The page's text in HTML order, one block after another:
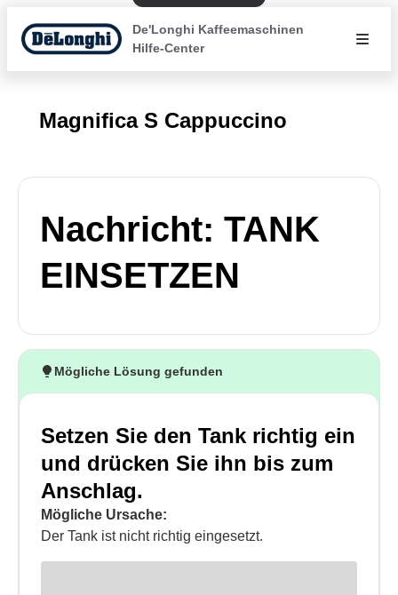
De'Longhi Kaffeemaschinen
Hilfe-Center
Magnifica S Cappuccino
Nachricht: TANK
EINSETZEN
Mögliche Lösung gefunden
Setzen Sie den Tank richtig ein
und drücken Sie ihn bis zum
Anschlag.
Mögliche Ursache:
Der Tank ist nicht richtig eingesetzt.